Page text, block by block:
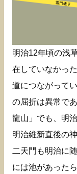
明治12年頃の浅
在していなかっ
道につながって
の屈折は異常で
龍山」でも、明
明治維新直後の
二天門も明治に
には池があった